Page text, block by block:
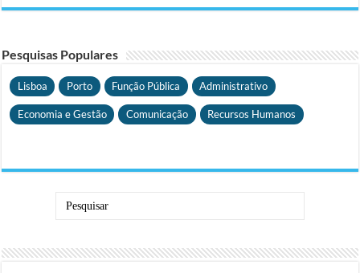
Pesquisas Populares
Lisboa Porto Função Pública Administrativo
Economia e Gestão Comunicação Recursos Humanos